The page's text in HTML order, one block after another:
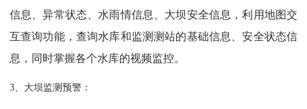
信息、异常状态、水雨情信息、大坝安全信息，利用地图交
互查询功能，查询水库和监测测站的基础信息、安全状态信
息，同时掌握各个水库的视频监控。
3、大坝监测预警：